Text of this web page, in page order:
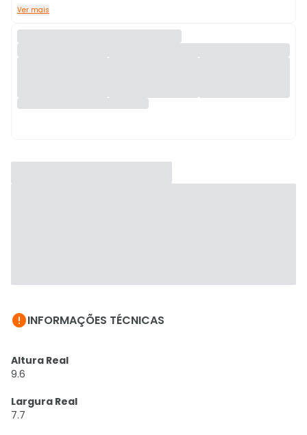
Ver mais
INFORMAÇÕES TÉCNICAS
Altura Real
9.6
Largura Real
7.7